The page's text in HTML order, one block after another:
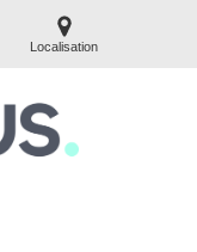
Localisation